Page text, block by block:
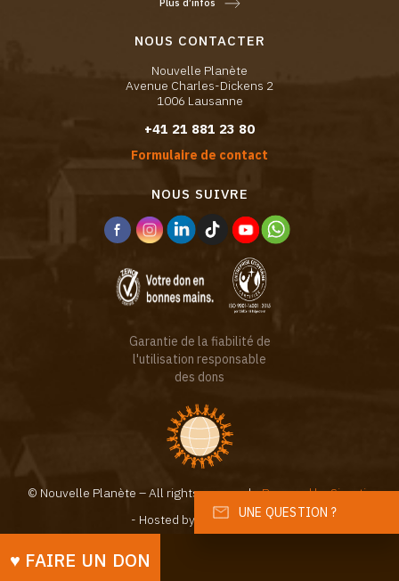
♥︎ FAIRE UN DON
UNE QUESTION ?
NOUS CONTACTER
Nouvelle Planète
Avenue Charles-Dickens 2
1006 Lausanne
+41 21 881 23 80
Formulaire de contact
NOUS SUIVRE
Garantie de la fiabilité de
l'utilisation responsable
des dons
© Nouvelle Planète – All rights reserved -Powered by Sinartis
- Hosted by